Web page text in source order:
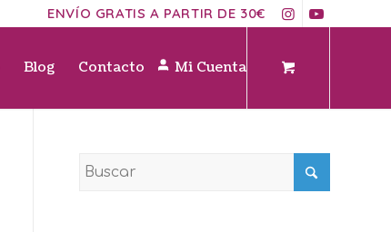
ENVÍO GRATIS A PARTIR DE 30€
Blog Contacto Mi Cuenta